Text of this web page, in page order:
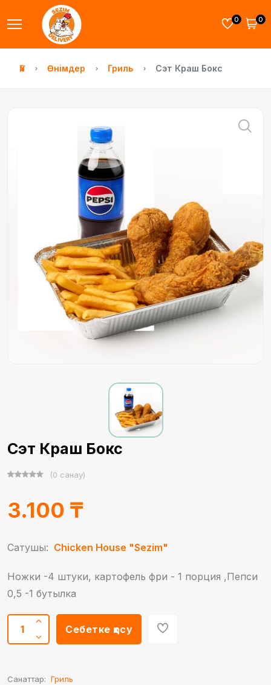
0 0
Үй Өнімдер Гриль Сэт Краш Бокс
Сэт Краш Бокс
(0 санау)
3.100 ₸
Сатушы: Chicken House "Sezim"
Ножки -4 штуки, картофель фри - 1 порция ,Пепси
0,5 -1 бутылка
Себетке қосу
Санаттар: Гриль